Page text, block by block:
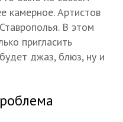
камерное. Артистов
В этом
пригласить
джаз, блюз, ну и